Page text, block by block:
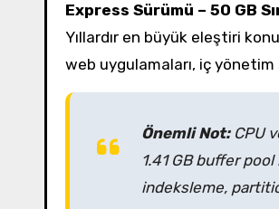
Express Sürümü – 50 GB
Yıllardır en büyük eleştiri
web uygulamaları, iç
Önemli Not:CPU
1.41 GB buffer pool
indeksleme,